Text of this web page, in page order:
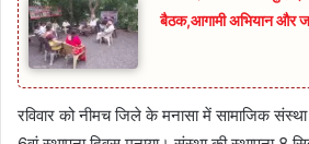
बैठक,आगामी अभियान और जन
रविवार को नीमच जिले के मनासा में सामाजिक